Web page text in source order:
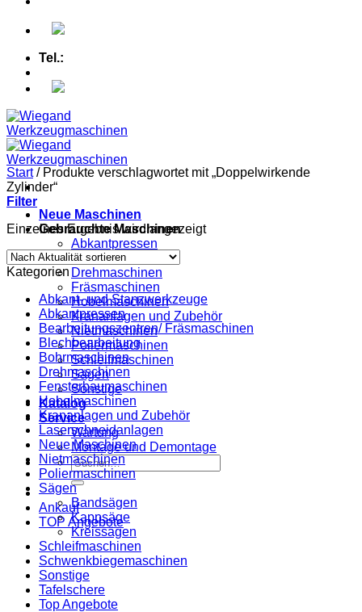
Tel.:
Neue Maschinen
Gebrauchte Maschinen
Abkantpressen
Bohrmaschinen
Drehmaschinen
Fräsmaschinen
Hobelmaschinen
Krananlagen und Zubehör
Nietmaschinen
Poliermaschinen
Schleifmaschinen
Sägen
Sonstige
Katalog
Service
Wartung
Montage und Demontage
Suche
nach:
Ankauf
TOP Angebote
Start /Produkte verschlagwortet mit „Doppelwirkende
Zylinder“
Filter
Einzelnes Ergebnis wird angezeigt
Kategorien
Abkant- und Stanzwerkzeuge
Abkantpressen
Bearbeitungszentren/ Fräsmaschinen
Blechbearbeitung
Bohrmaschinen
Drehmaschinen
Fensterbaumaschinen
Hobelmaschinen
Krananlagen und Zubehör
Laserschneidanlagen
Neue Maschinen
Nietmaschinen
Poliermaschinen
Sägen
Bandsägen
Kappsäge
Kreissägen
Schleifmaschinen
Schwenkbiegemaschinen
Sonstige
Tafelschere
Top Angebote